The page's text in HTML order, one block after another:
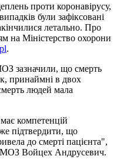
проти коронавірусу,
були зафіксовані
летально. Про
на Міністерство охорони
.
зазначили, що смерть
принаймні в двох
людей мала
компетенцій
підтвердити, що
до смерті пацієнта",
МОЗ Войцех Андрусевич.